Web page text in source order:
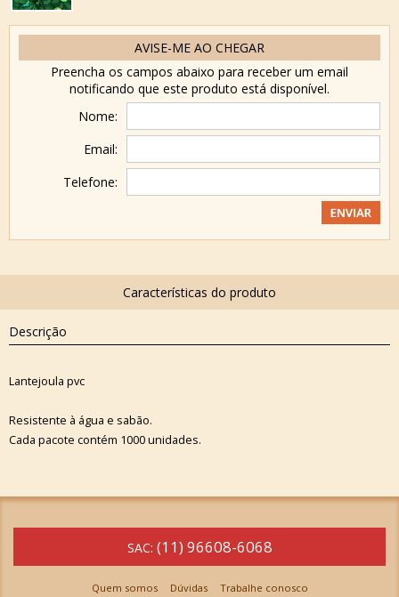
AVISE-ME AO CHEGAR
Preencha os campos abaixo para receber um email
notificando que este produto está disponível.
Nome:
Email:
Telefone:
Descrição
Lantejoula pvc
Resistente à água e sabão.
Cada pacote contém 1000 unidades.
SAC: (11) 96608-6068
Quem somos Dúvidas Trabalhe conosco